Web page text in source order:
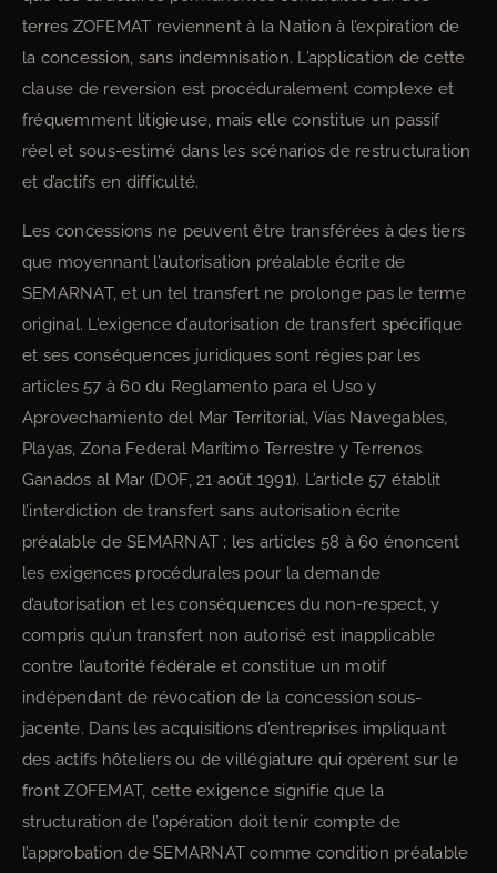
terres ZOFEMAT reviennent à la Nation à l’expiration de
la concession, sans indemnisation. L’application de cette
clause de reversion est procéduralement complexe et
fréquemment litigieuse, mais elle constitue un passif
réel et sous-estimé dans les scénarios de restructuration
et d’actifs en difficulté.
Les concessions ne peuvent être transférées à des tiers
que moyennant l’autorisation préalable écrite de
SEMARNAT, et un tel transfert ne prolonge pas le terme
original. L’exigence d’autorisation de transfert spécifique
et ses conséquences juridiques sont régies par les
articles 57 à 60 du Reglamento para el Uso y
Aprovechamiento del Mar Territorial, Vías Navegables,
Playas, Zona Federal Marítimo Terrestre y Terrenos
Ganados al Mar (DOF, 21 août 1991). L’article 57 établit
l’interdiction de transfert sans autorisation écrite
préalable de SEMARNAT ; les articles 58 à 60 énoncent
les exigences procédurales pour la demande
d’autorisation et les conséquences du non-respect, y
compris qu’un transfert non autorisé est inapplicable
contre l’autorité fédérale et constitue un motif
indépendant de révocation de la concession sous-
jacente. Dans les acquisitions d’entreprises impliquant
des actifs hôteliers ou de villégiature qui opèrent sur le
front ZOFEMAT, cette exigence signifie que la
structuration de l’opération doit tenir compte de
l’approbation de SEMARNAT comme condition préalable